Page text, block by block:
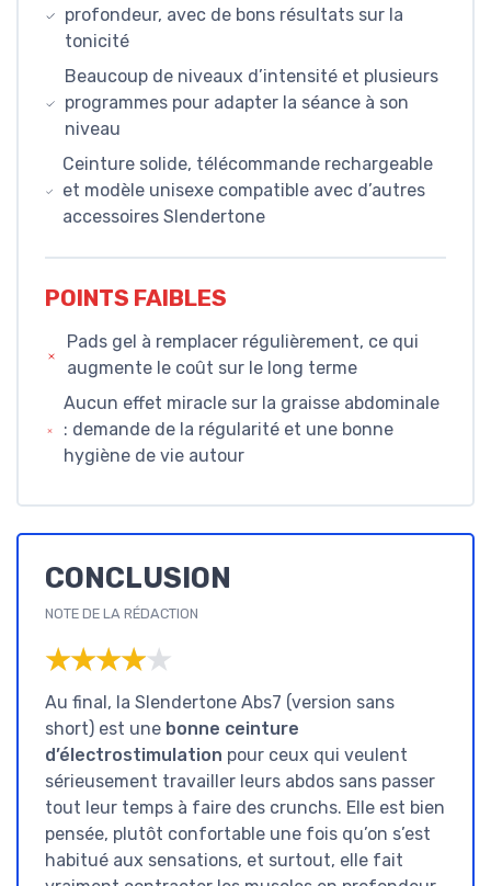
profondeur, avec de bons résultats sur la
tonicité
Beaucoup de niveaux d’intensité et plusieurs
programmes pour adapter la séance à son
niveau
Ceinture solide, télécommande rechargeable
et modèle unisexe compatible avec d’autres
accessoires Slendertone
POINTS FAIBLES
Pads gel à remplacer régulièrement, ce qui
augmente le coût sur le long terme
Aucun effet miracle sur la graisse abdominale
: demande de la régularité et une bonne
hygiène de vie autour
CONCLUSION
NOTE DE LA RÉDACTION
★★★★★
★★★★★
Au final, la Slendertone Abs7 (version sans
short) est une bonne ceinture
d’électrostimulation pour ceux qui veulent
sérieusement travailler leurs abdos sans passer
tout leur temps à faire des crunchs. Elle est bien
pensée, plutôt confortable une fois qu’on s’est
habitué aux sensations, et surtout, elle fait